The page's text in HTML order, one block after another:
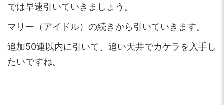
では早速引いていきましょう。
マリー（アイドル）の続きから引いていきます。
追加50連以内に引いて、追い天井でカケラを入手し
たいですね。